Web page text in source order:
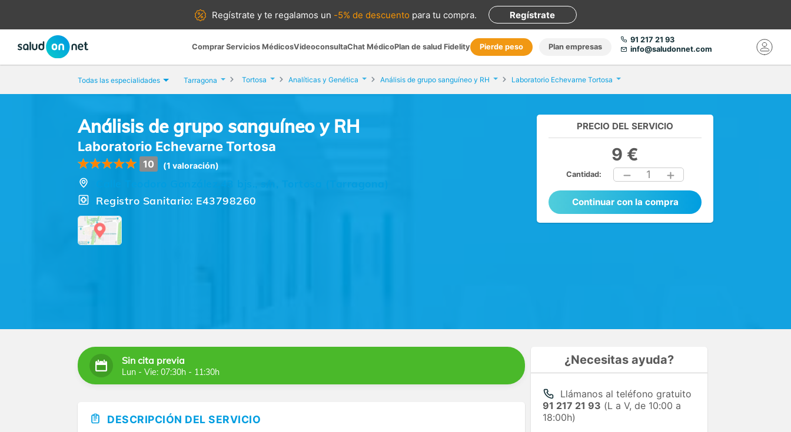
Regístrate yte regalamos un -5% de descuento para tu compra. Regístrate
Comprar Servicios MédicosVideoconsultaChat MédicoPlan de salud Fidelity Pierde peso Plan empresas
91 217 21 93
info@saludonnet.com
Todas las especialidades Tarragona Tortosa Analíticas y Genética Análisis de grupo sanguíneo y RH Laboratorio Echevarne Tortosa
Análisis de grupo sanguíneo y RH
Laboratorio Echevarne Tortosa
10 (1 valoración)
Calle Teodoro González,43 bjs., s/n, Tortosa (Tarragona)
Registro Sanitario: E43798260
PRECIO DEL SERVICIO
9 €
Cantidad: 1
Continuar con la compra
Sin cita previa
Lun - Vie: 07:30h - 11:30h
DESCRIPCIÓN DEL SERVICIO
¿Necesitas ayuda?
Llámanos al teléfono gratuito
91 217 21 93 (L a V, de 10:00 a
18:00h)